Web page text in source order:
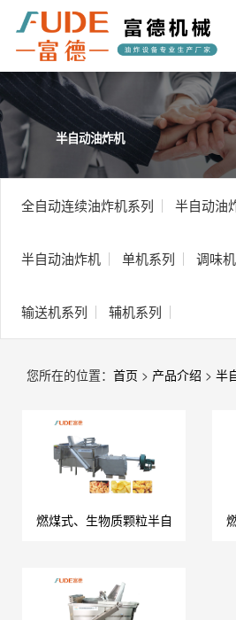
半自动油炸机
全自动连续油炸机系列 半自动油
半自动油炸机 单机系列 调味
输送机系列 辅机系列
您所在的位置： 首页 > 产品介绍 > 半
燃煤式、生物质颗粒半自